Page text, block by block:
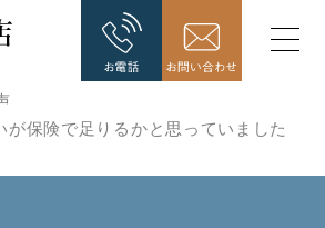
が保険で足りるかと思っていました